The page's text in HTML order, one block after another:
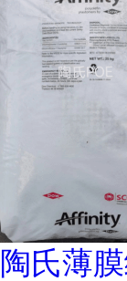
陶氏薄